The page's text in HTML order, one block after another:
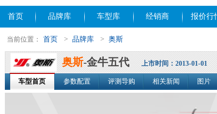
首页 品牌库 车型库 经销商 报价行
当前位置： 首页 > 品牌库 > 奥斯
奥斯-金牛五代 上市时间：2013-01-01
车型首页 参数配置 评测导购 相关新闻 图片